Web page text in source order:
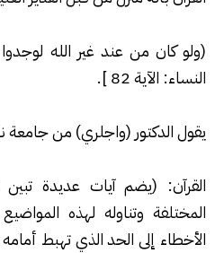
(ولو كان من عند غير الله
النساء: الآية 82
].
يقول الدكتور (واجلري) من جامعة
القرآن: (يضم آيات عديدة تبين
المختلفة وتناوله لهذه
الأخطاء إلى الحد الذي تهبط